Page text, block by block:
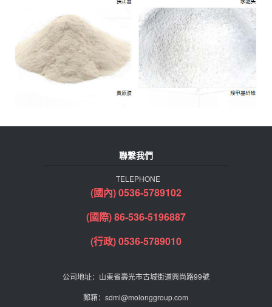
聯繫我們
TELEPHONE
(國內) 0536-5789102
(國際) 86-536-5196887
(行政) 0536-5789010
公司地址：山東省壽光市古城街道興尚路99號
郵箱：sdml@molonggroup.com